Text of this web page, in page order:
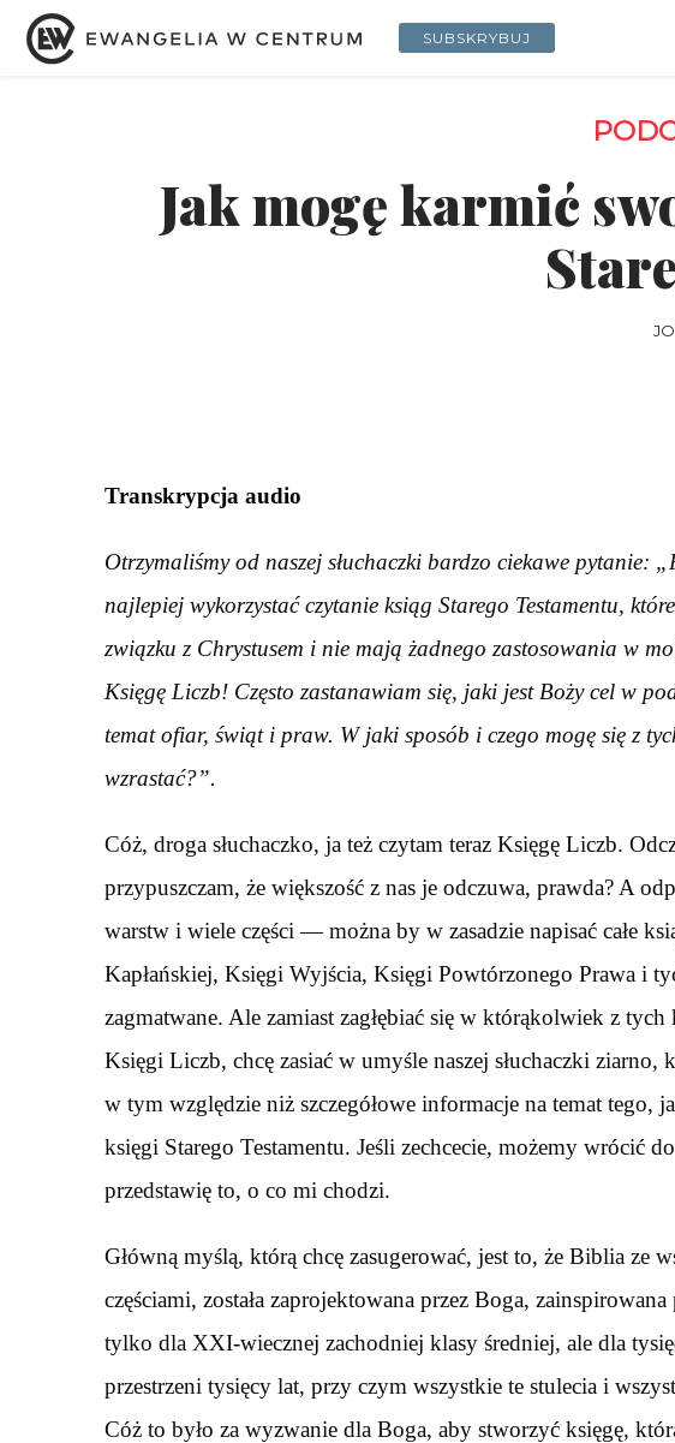
SUBSKRYBUJ
Jak mogę karmić
Transkrypcja audio
Otrzymaliśmy od naszej słuchaczki bardzo ciekawe pytanie:
najlepiej wykorzystać czytanie ksiąg Starego Testamentu,
związku z Chrystusem i nie mają żadnego zastosowania w
Księgę Liczb! Często zastanawiam się, jaki jest Boży cel w
temat ofiar, świąt i praw. W jaki sposób i czego mogę się z
wzrastać?”.
Cóż, droga słuchaczko, ja też czytam teraz Księgę Liczb.
przypuszczam, że większość z nas je odczuwa, prawda? A
warstw i wiele części — można by w zasadzie napisać całe
Kapłańskiej, Księgi Wyjścia, Księgi Powtórzonego Prawa i
zagmatwane. Ale zamiast zagłębiać się w którąkolwiek z
Księgi Liczb, chcę zasiać w umyśle naszej słuchaczki
w tym względzie niż szczegółowe informacje na temat tego,
księgi Starego Testamentu. Jeśli zechcecie, możemy wrócić
przedstawię to, o co mi chodzi.
Główną myślą, którą chcę zasugerować, jest to, że Biblia ze
częściami, została zaprojektowana przez Boga,
tylko dla XXI-wiecznej zachodniej klasy średniej, ale dla
przestrzeni tysięcy lat, przy czym wszystkie te stulecia i
Cóż to było za wyzwanie dla Boga, aby stworzyć księgę,